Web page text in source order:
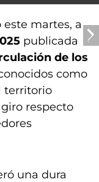
este martes, a
publicada
de los
como
territorio
respecto
una dura